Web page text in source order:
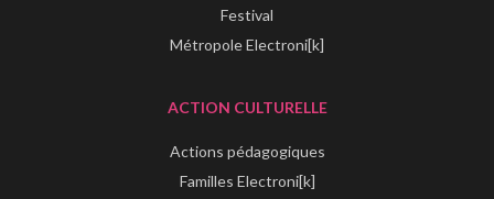
Festival
Métropole Electroni[k]
ACTION CULTURELLE
Actions pédagogiques
Familles Electroni[k]